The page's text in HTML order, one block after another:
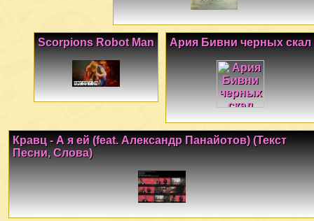
Ария Бивни черных скал
Scorpions Robot Man
Кравц - А я ей (feat. Александр Панайотов) (Текст
Песни, Слова)